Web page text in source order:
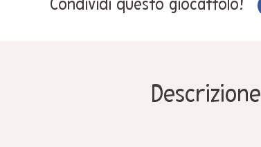
Condividi questo giocattolo!
Descrizione